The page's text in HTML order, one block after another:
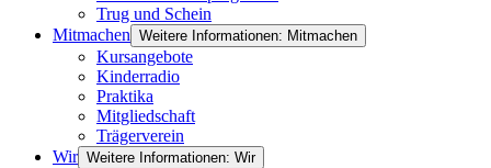
Trug und Schein
Mitmachen Weitere Informationen: Mitmachen
Kursangebote
Kinderradio
Praktika
Mitgliedschaft
Trägerverein
Wir Weitere Informationen: Wir